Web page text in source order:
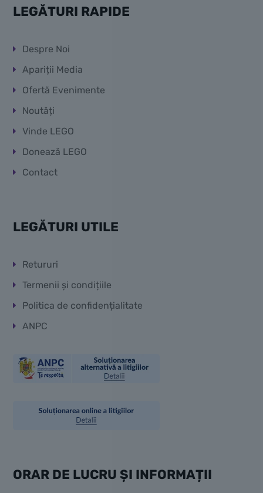
LEGĂTURI RAPIDE
Despre Noi
Apariții Media
Ofertă Evenimente
Noutăți
Vinde LEGO
Donează LEGO
Contact
LEGĂTURI UTILE
Retururi
Termenii și condițiile
Politica de confidențialitate
ANPC
ORAR DE LUCRU ȘI INFORMAȚII